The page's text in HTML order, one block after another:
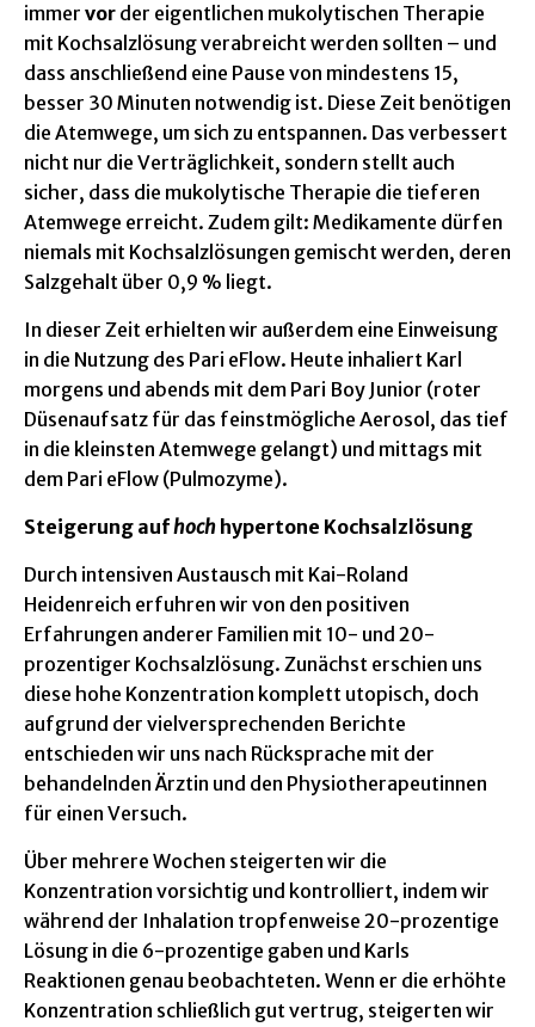
immer vor der eigentlichen mukolytischen Therapie
mit Kochsalzlösung verabreicht werden sollten – und
dass anschließend eine Pause von mindestens 15,
besser 30 Minuten notwendig ist. Diese Zeit benötigen
die Atemwege, um sich zu entspannen. Das verbessert
nicht nur die Verträglichkeit, sondern stellt auch
sicher, dass die mukolytische Therapie die tieferen
Atemwege erreicht. Zudem gilt: Medikamente dürfen
niemals mit Kochsalzlösungen gemischt werden, deren
Salzgehalt über 0,9 % liegt.
In dieser Zeit erhielten wir außerdem eine Einweisung
in die Nutzung des Pari eFlow. Heute inhaliert Karl
morgens und abends mit dem Pari Boy Junior (roter
Düsenaufsatz für das feinstmögliche Aerosol, das tief
in die kleinsten Atemwege gelangt) und mittags mit
dem Pari eFlow (Pulmozyme).
Steigerung aufhoch hypertone Kochsalzlösung
Durch intensiven Austausch mit Kai-Roland
Heidenreich erfuhren wir von den positiven
Erfahrungen anderer Familien mit 10- und 20-
prozentiger Kochsalzlösung. Zunächst erschien uns
diese hohe Konzentration komplett utopisch, doch
aufgrund der vielversprechenden Berichte
entschieden wir uns nach Rücksprache mit der
behandelnden Ärztin und den Physiotherapeutinnen
für einen Versuch.
Über mehrere Wochen steigerten wir die
Konzentration vorsichtig und kontrolliert, indem wir
während der Inhalation tropfenweise 20-prozentige
Lösung in die 6-prozentige gaben und Karls
Reaktionen genau beobachteten. Wenn er die erhöhte
Konzentration schließlich gut vertrug, steigerten wir